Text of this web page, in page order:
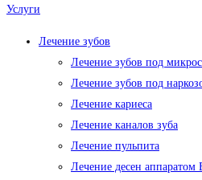
Услуги
Лечение зубов
Лечение зубов под
Лечение зубов под
Лечение кариеса
Лечение каналов зуба
Лечение пульпита
Лечение десен аппаратом